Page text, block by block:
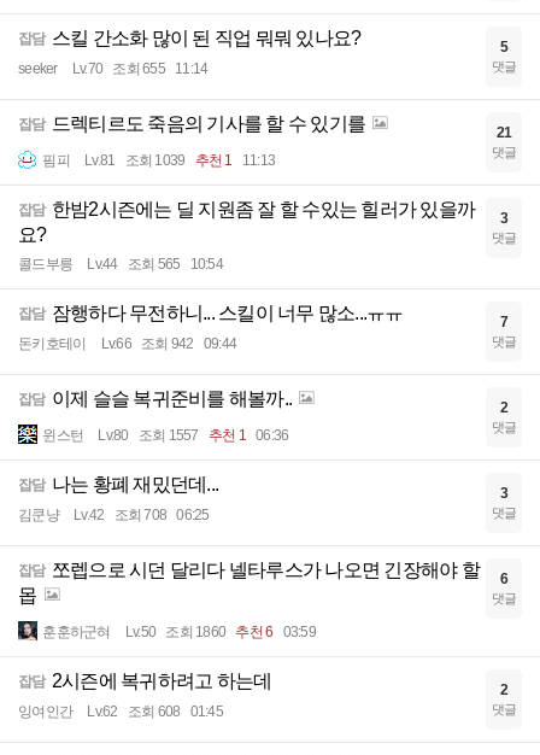
잡담 스킬 간소화 많이 된 직업 뭐뭐 있나요?
seeker Lv.70 조회 655 11:14
5
댓글
잡담 드렉티르도 죽음의 기사를 할 수 있기를
핌피 Lv.81 조회 1039 추천 1 11:13
21
댓글
잡담 한밤2시즌에는 딜 지원좀 잘 할 수있는 힐러가 있을까
요?
콜드부릉 Lv.44 조회 565 10:54
3
댓글
잡담 잠행하다 무전하니... 스킬이 너무 많소...ㅠㅠ
돈키호테이 Lv.66 조회 942 09:44
7
댓글
잡담 이제 슬슬 복귀준비를 해볼까..
윈스턴 Lv.80 조회 1557 추천 1 06:36
2
댓글
잡담 나는 황폐 재밌던데...
김쿤냥 Lv.42 조회 708 06:25
3
댓글
잡담 쪼렙으로 시던 달리다 넬타루스가 나오면 긴장해야 할
몹
훈훈하군혀 Lv.50 조회 1860 추천 6 03:59
6
댓글
잡담 2시즌에 복귀하려고 하는데
잉여인간 Lv.62 조회 608 01:45
2
댓글